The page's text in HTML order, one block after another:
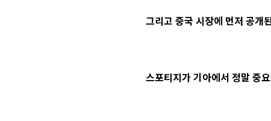
그리고 중국 시장에 먼저 공개
스포티지가 기아에서 정말 중